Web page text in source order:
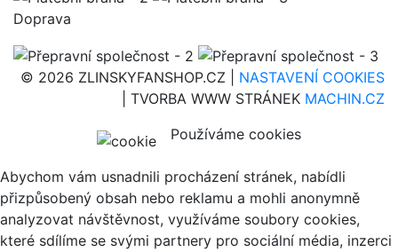
Doprava
© 2026 ZLINSKYFANSHOP.CZ | NASTAVENÍ COOKIES
| TVORBA WWW STRÁNEK MACHIN.CZ
Používáme cookies
Abychom vám usnadnili procházení stránek, nabídli
přizpůsobený obsah nebo reklamu a mohli anonymně
analyzovat návštěvnost, využíváme soubory cookies,
které sdílíme se svými partnery pro sociální média, inzerci